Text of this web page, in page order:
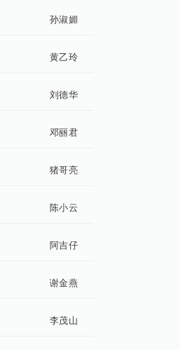
孙淑媚
黄乙玲
刘德华
邓丽君
猪哥亮
陈小云
阿吉仔
谢金燕
李茂山